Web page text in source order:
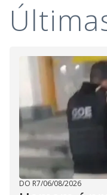
DO R7/06/08/2026